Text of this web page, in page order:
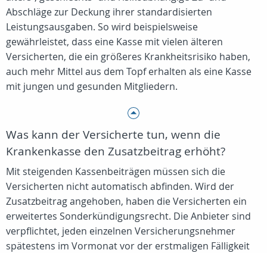
Abschläge zur Deckung ihrer standardisierten
Leistungsausgaben. So wird beispielsweise
gewährleistet, dass eine Kasse mit vielen älteren
Versicherten, die ein größeres Krankheitsrisiko haben,
auch mehr Mittel aus dem Topf erhalten als eine Kasse
mit jungen und gesunden Mitgliedern.
Was kann der Versicherte tun, wenn die
Krankenkasse den Zusatzbeitrag erhöht?
Mit steigenden Kassenbeiträgen müssen sich die
Versicherten nicht automatisch abfinden. Wird der
Zusatzbeitrag angehoben, haben die Versicherten ein
erweitertes Sonderkündigungsrecht. Die Anbieter sind
verpflichtet, jeden einzelnen Versicherungsnehmer
spätestens im Vormonat vor der erstmaligen Fälligkeit